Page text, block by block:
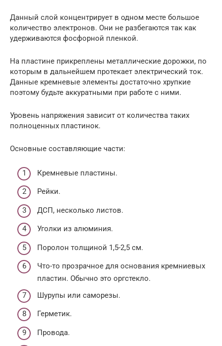
Данный слой концентрирует в одном месте большое
количество электронов. Они не разбегаются так как
удерживаются фосфорной пленкой.
На пластине прикреплены металлические дорожки, по
которым в дальнейшем протекает электрический ток.
Данные кремневые элементы достаточно хрупкие
поэтому будьте аккуратными при работе с ними.
Уровень напряжения зависит от количества таких
полноценных пластинок.
Основные составляющие части:
Кремневые пластины.
Рейки.
ДСП, несколько листов.
Уголки из алюминия.
Поролон толщиной 1,5-2,5 см.
Что-то прозрачное для основания кремниевых
пластин. Обычно это оргстекло.
Шурупы или саморезы.
Герметик.
Провода.